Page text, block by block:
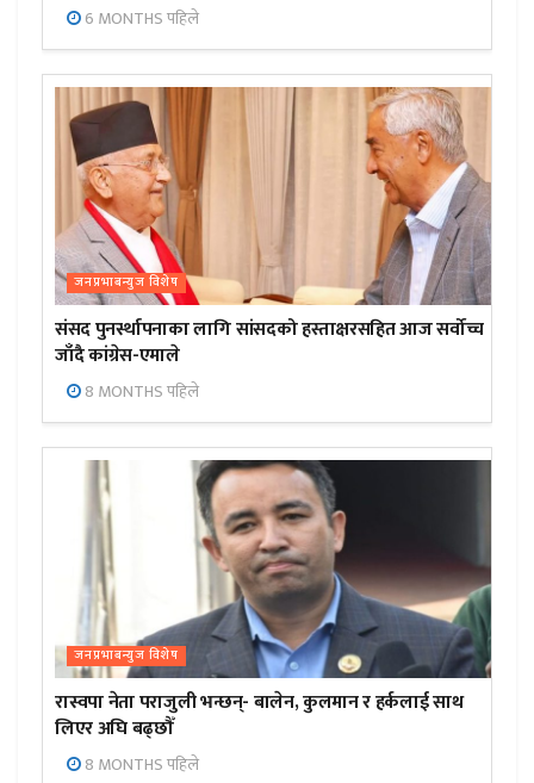
6 MONTHS पहिले
जनप्रभाबन्युज विशेष
संसद पुनर्स्थापनाका लागि सांसदको हस्ताक्षरसहित आज सर्वोच्च
जाँदै कांग्रेस-एमाले
8 MONTHS पहिले
जनप्रभाबन्युज विशेष
रास्वपा नेता पराजुली भन्छन्- बालेन, कुलमान र हर्कलाई साथ
लिएर अघि बढ्छौँ
8 MONTHS पहिले